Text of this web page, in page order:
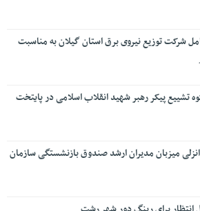
شرکت توزیع نیروی برق استان گیلان به مناسبت
تشییع پیکر رهبر شهید انقلاب اسلامی در پایتخت
میزبان مدیران ارشد صندوق بازنشستگی سازمان